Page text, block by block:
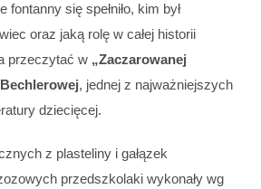
się spełniło, kim był
oraz jaką rolę w całej historii
przeczytać w „Zaczarowanej
, jednej z najważniejszych
dziecięcej.
z plasteliny i gałązek
przedszkolaki wykonały wg